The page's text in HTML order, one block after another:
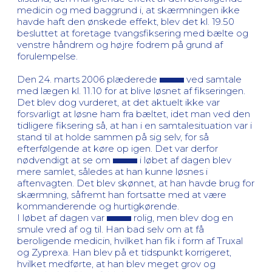
medicin og med baggrund i, at skærmningen ikke
havde haft den ønskede effekt, blev det kl. 19.50
besluttet at foretage tvangsfiksering med bælte og
venstre håndrem og højre fodrem på grund af
forulempelse.
Den 24. marts 2006 plæderede
ved samtale
med lægen kl. 11.10 for at blive løsnet af fikseringen.
Det blev dog vurderet, at det aktuelt ikke var
forsvarligt at løsne ham fra bæltet, idet man ved den
tidligere fiksering så, at han i en samtalesituation var i
stand til at holde sammen på sig selv, for så
efterfølgende at køre op igen. Det var derfor
nødvendigt at se om
i løbet af dagen blev
mere samlet, således at han kunne løsnes i
aftenvagten. Det blev skønnet, at han havde brug for
skærmning, såfremt han fortsatte med at være
kommanderende og hurtigkørende.
I løbet af dagen var
rolig, men blev dog en
smule vred af og til. Han bad selv om at få
beroligende medicin, hvilket han fik i form af Truxal
og Zyprexa. Han blev på et tidspunkt korrigeret,
hvilket medførte, at han blev meget grov og